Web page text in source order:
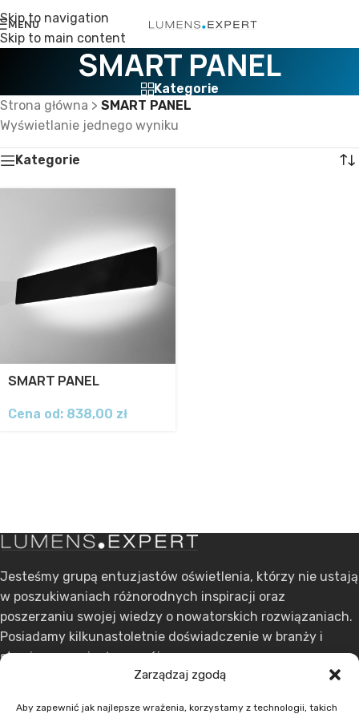
Zarządzaj zgodą
Aby zapewnić jak najlepsze wrażenia, korzystamy z technologii, takich
Skip to navigation
Skip to main content
MENU
SMART PANEL
Kategorie
Strona główna > SMART PANEL
Wyświetlanie jednego wyniku
Kategorie
SMART PANEL
Cena od: 838,00 zł
Jesteśmy grupą entuzjastów oświetlenia, którzy nie ustają
w poszukiwaniach różnorodnych inspiracji oraz
poszerzaniu swojej wiedzy o nowatorskich rozwiązaniach.
Posiadamy kilkunastoletnie doświadczenie w branży i
stawiamy na ciągły rozwój.